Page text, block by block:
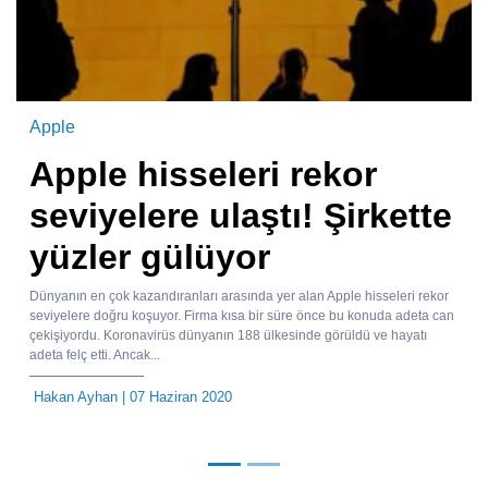
Apple
Apple hisseleri rekor
seviyelere ulaştı! Şirkette
yüzler gülüyor
Dünyanın en çok kazandıranları arasında yer alan Apple hisseleri rekor
seviyelere doğru koşuyor. Firma kısa bir süre önce bu konuda adeta can
çekişiyordu. Koronavirüs dünyanın 188 ülkesinde görüldü ve hayatı
adeta felç etti. Ancak...
Hakan Ayhan | 07 Haziran 2020